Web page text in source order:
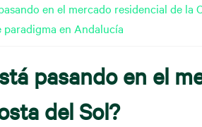
en el mercado residencial de la
paradigma en Andalucía
pasando en el
del Sol?